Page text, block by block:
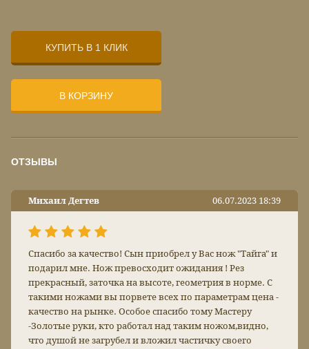
КУПИТЬ В 1 КЛИК
В КОРЗИНУ
ОТЗЫВЫ
Михаил Дегтев 06.07.2023 18:39
Спасибо за качество! Сын приобрел у Вас нож "Тайга" и
подарил мне. Нож превосходит ожидания ! Рез
прекрасный, заточка на высоте, геометрия в норме. С
такими ножами вы порвете всех по параметрам цена -
качество на рынке. Особое спасибо тому Мастеру
-Золотые руки, кто работал над таким ножом,видно,
что душой не загрубел и вложил частичку своего